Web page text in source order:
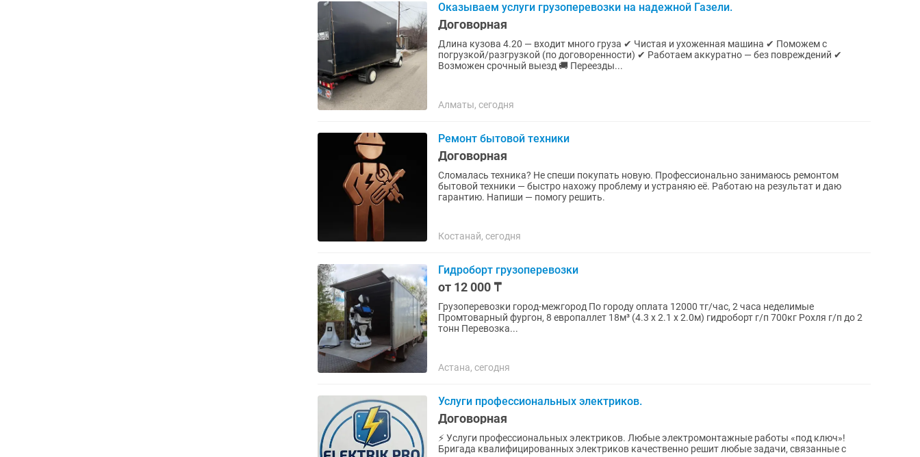
Оказываем услуги грузоперевозки на надежной Газели.
Договорная
Длина кузова 4.20 — входит много груза ✔ Чистая и ухоженная машина ✔ Поможем с
погрузкой/разгрузкой (по договоренности) ✔ Работаем аккуратно — без повреждений ✔
Возможен срочный выезд 🚚 Переезды...
Алматы, сегодня
Ремонт бытовой техники
Договорная
Сломалась техника? Не спеши покупать новую. Профессионально занимаюсь ремонтом
бытовой техники — быстро нахожу проблему и устраняю её. Работаю на результат и даю
гарантию. Напиши — помогу решить.
Костанай, сегодня
Гидроборт грузоперевозки
от 12 000 ₸
Грузоперевозки город-межгород По городу оплата 12000 тг/час, 2 часа неделимые
Промтоварный фургон, 8 европаллет 18м³ (4.3 х 2.1 х 2.0м) гидроборт г/п 700кг Рохля г/п до 2
тонн Перевозка...
Астана, сегодня
Услуги профессиональных электриков.
Договорная
⚡ Услуги профессиональных электриков. Любые электромонтажные работы «под ключ»!
Бригада квалифицированных электриков качественно решит любые задачи, связанные с